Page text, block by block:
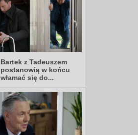
Bartek z Tadeuszem
postanowią w końcu
włamać się do...